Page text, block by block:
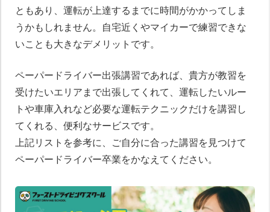
ともあり、運転が上達するまでに時間がかかってしま
うかもしれません。自宅近くやマイカーで練習できな
いことも大きなデメリットです。
ペーパードライバー出張講習であれば、貴方が教習を
受けたいエリアまで出張してくれて、運転したいルー
トや車庫入れなど必要な運転テクニックだけを講習し
てくれる、便利なサービスです。
上記リストを参考に、ご自分に合った講習を見つけて
ペーパードライバー卒業をかなえてください。